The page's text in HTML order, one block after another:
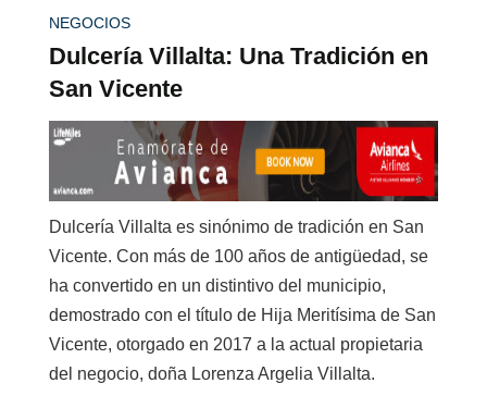
NEGOCIOS
Dulcería Villalta: Una Tradición en
San Vicente
Dulcería Villalta es sinónimo de tradición en San
Vicente. Con más de 100 años de antigüedad, se
ha convertido en un distintivo del municipio,
demostrado con el título de Hija Meritísima de San
Vicente, otorgado en 2017 a la actual propietaria
del negocio, doña Lorenza Argelia Villalta.